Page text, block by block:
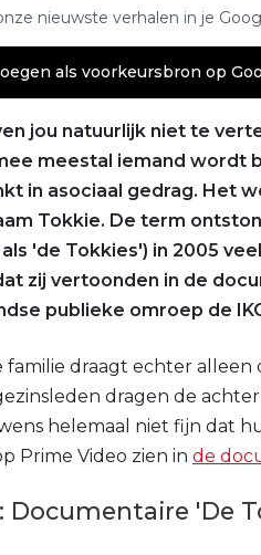
nieuwste verhalen in je
als voorkeursbron op
jou natuurlijk niet te
meestal iemand wordt
in asociaal gedrag. Het
Tokkie. De term
'de Tokkies') in 2005
zij vertoonden in de
publieke omroep de
familie draagt echter
dragen de
helemaal niet fijn dat
Prime Video zien in de
Documentaire 'De